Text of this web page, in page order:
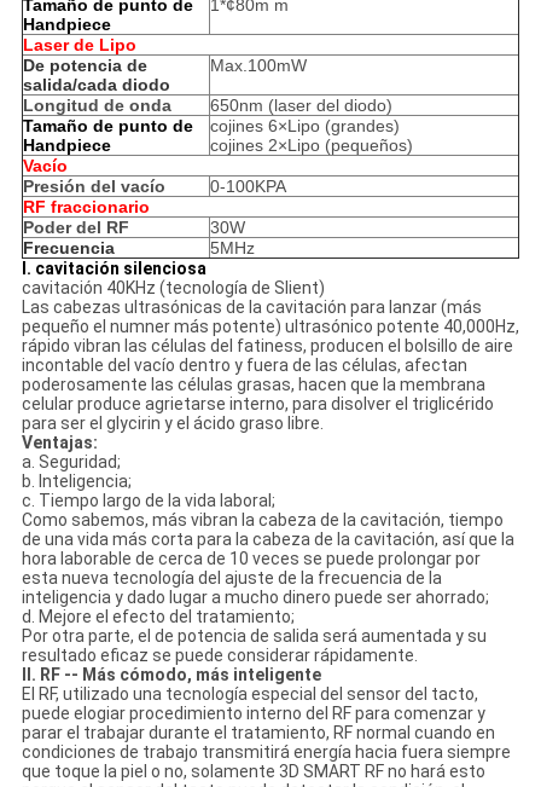
Tamaño de punto de
Handpiece
1*¢80m m
Laser de Lipo
De potencia de
salida/cada diodo
Max.100mW
Longitud de onda
650nm (laser del diodo)
Tamaño de punto de
Handpiece
cojines 6×Lipo (grandes)
cojines 2×Lipo (pequeños)
Vacío
Presión del vacío
0-100KPA
RF fraccionario
Poder del RF
30W
Frecuencia
5MHz
I. cavitación silenciosa
cavitación 40KHz (tecnología de Slient)
Las cabezas ultrasónicas de la cavitación para lanzar (más
pequeño el numner más potente) ultrasónico potente 40,000Hz,
rápido vibran las células del fatiness, producen el bolsillo de aire
incontable del vacío dentro y fuera de las células, afectan
poderosamente las células grasas, hacen que la membrana
celular produce agrietarse interno, para disolver el triglicérido
para ser el glycirin y el ácido graso libre.
Ventajas:
a. Seguridad;
b. Inteligencia;
c. Tiempo largo de la vida laboral;
Como sabemos, más vibran la cabeza de la cavitación, tiempo
de una vida más corta para la cabeza de la cavitación, así que la
hora laborable de cerca de 10 veces se puede prolongar por
esta nueva tecnología del ajuste de la frecuencia de la
inteligencia y dado lugar a mucho dinero puede ser ahorrado;
d. Mejore el efecto del tratamiento;
Por otra parte, el de potencia de salida será aumentada y su
resultado eficaz se puede considerar rápidamente.
II. RF -- Más cómodo, más inteligente
El RF, utilizado una tecnología especial del sensor del tacto,
puede elogiar procedimiento interno del RF para comenzar y
parar el trabajar durante el tratamiento, RF normal cuando en
condiciones de trabajo transmitirá energía hacia fuera siempre
que toque la piel o no, solamente 3D SMART RF no hará esto